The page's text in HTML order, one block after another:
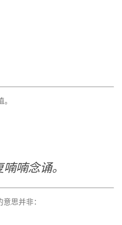
喃念诵。
思并非：